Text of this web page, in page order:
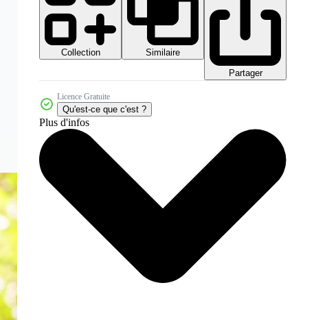
Collection
Similaire
Partager
Licence Gratuite
Qu'est-ce que c'est ?
Plus d'infos